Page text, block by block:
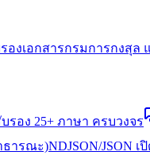
องเอกสารกรมการกงสุล
รอง 25+ ภาษา ครบวงจร
ธารณะ)NDJSON/JSON